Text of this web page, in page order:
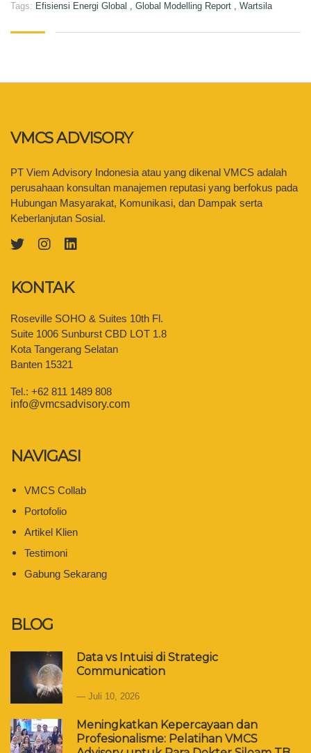
Tags: Efisiensi Energi Global , Global Modelling Report , Wartsila
VMCS ADVISORY
PT Viem Advisory Indonesia atau yang dikenal VMCS adalah
perusahaan konsultan manajemen reputasi yang berfokus pada
Hubungan Masyarakat, Komunikasi, dan Dampak serta
Keberlanjutan Sosial.
KONTAK
Roseville SOHO & Suites 10th Fl.
Suite 1006 Sunburst CBD LOT 1.8
Kota Tangerang Selatan
Banten 15321
Tel.: +62 811 1489 808
info@vmcsadvisory.com
NAVIGASI
VMCS Collab
Portofolio
Artikel Klien
Testimoni
Gabung Sekarang
BLOG
Data vs Intuisi di Strategic
Communication
Juli 10, 2026
Meningkatkan Kepercayaan dan
Profesionalisme: Pelatihan VMCS